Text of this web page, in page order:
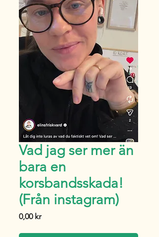
Vad jag ser mer än
bara en
korsbandsskada!
(Från instagram)
0,00 krPris